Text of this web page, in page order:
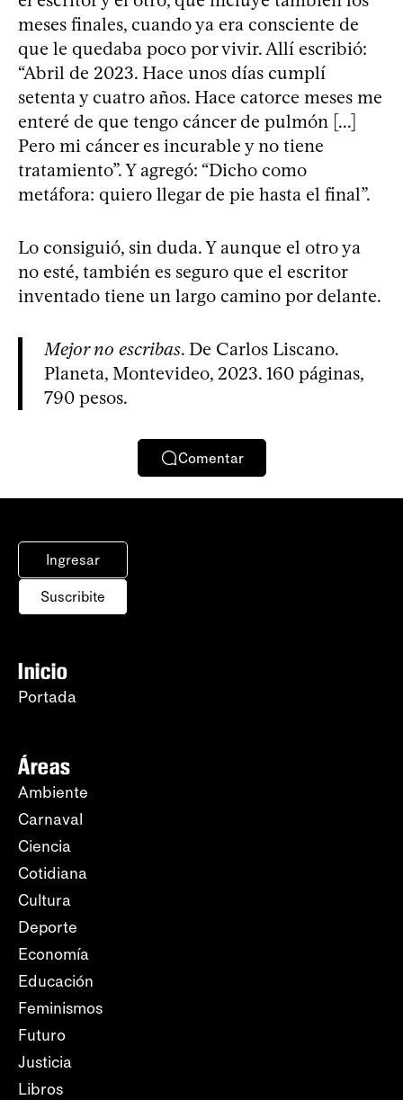
meses finales, cuando ya era consciente de
que le quedaba poco por vivir. Allí escribió:
“Abril de 2023. Hace unos días cumplí
setenta y cuatro años. Hace catorce meses me
enteré de que tengo cáncer de pulmón [...]
Pero mi cáncer es incurable y no tiene
tratamiento”. Y agregó: “Dicho como
metáfora: quiero llegar de pie hasta el final”.
Lo consiguió, sin duda. Y aunque el otro ya
no esté, también es seguro que el escritor
inventado tiene un largo camino por delante.
Mejor no escribas. De Carlos Liscano.
Planeta, Montevideo, 2023. 160 páginas,
790 pesos.
Comentar
Ingresar
Suscribite
Inicio
Portada
Áreas
Ambiente
Carnaval
Ciencia
Cotidiana
Cultura
Deporte
Economía
Educación
Feminismos
Futuro
Justicia
Libros